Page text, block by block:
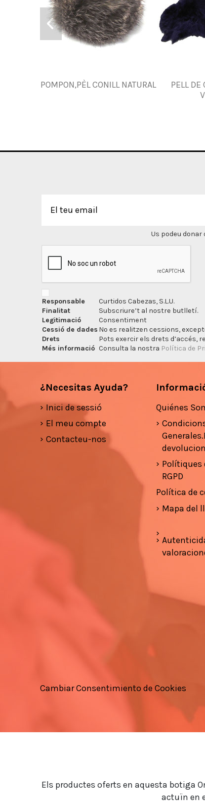
POMPON,PÈL CONILL NATURAL
PELL DE
Us podeu
Responsable
Curtidos Cabezas, S.L.U.
Finalitat
Subscriure’t al nostre butlletí.
Legitimació
Consentiment
Cessió de dades No es realitzen cessions,
Drets
Pots exercir els drets d’accés,
Més informació Consulta la nostra Política de
¿Necesitas Ayuda?
Inici de sessió
El meu compte
Contacteu-nos
Quiénes
Polítiques
RGPD
Política de
Mapa del
Cambiar Consentimiento de Cookies
Els productes oferts en aquesta botiga
actuïn en